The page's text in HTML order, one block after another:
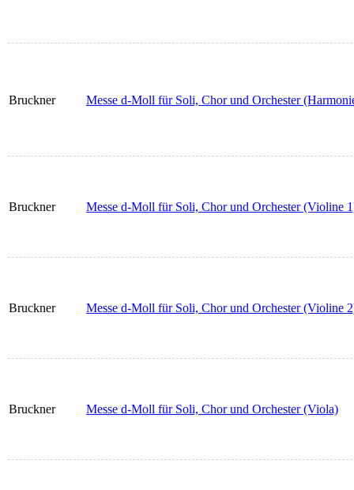
Bruckner Messe d-Moll für Soli, Chor und Orchester
Bruckner Messe d-Moll für Soli, Chor und Orchester (Violine
Bruckner Messe d-Moll für Soli, Chor und Orchester (Violine
Bruckner Messe d-Moll für Soli, Chor und Orchester (Viola)